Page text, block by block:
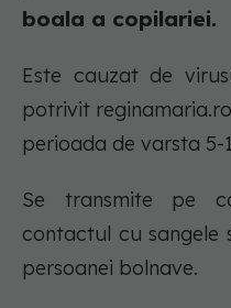
boala a copilariei.
Este cauzat de
potrivit
perioada de varsta 5-
Se transmite pe
contactul cu sangele
persoanei bolnave.